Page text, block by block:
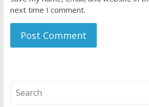
next time I comment.